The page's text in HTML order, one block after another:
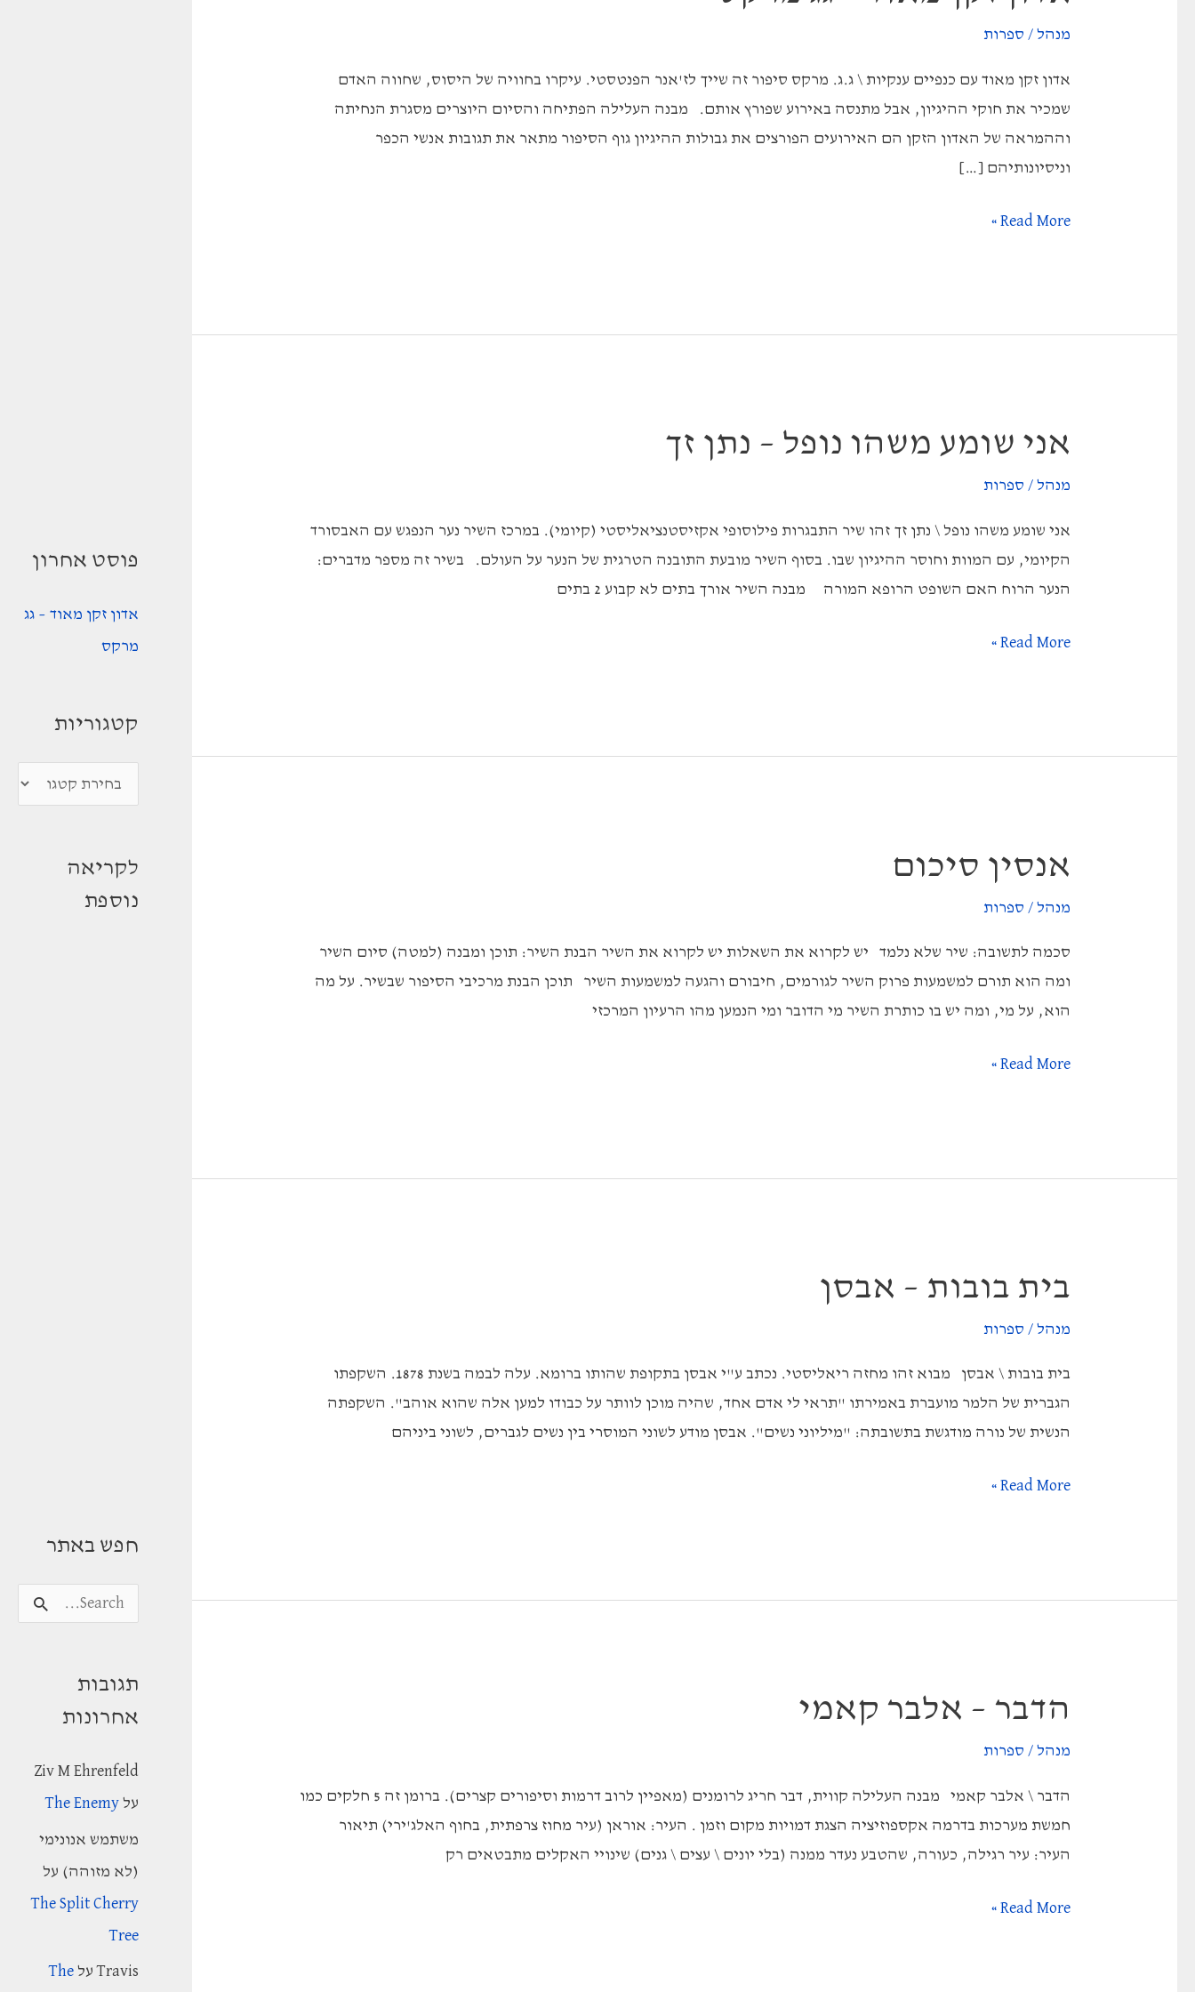
מנהל/ ספרות
אדון זקן מאוד עם כנפיים ענקיות \ ג.ג. מרקס סיפור זה שייך לז'אנר הפנטסטי. עיקרו בחוויה של היסוס, שחווה האדם
שמכיר את חוקי ההיגיון, אבל מתנסה באירוע שפורץ אותם. מבנה העלילה הפתיחה והסיום היוצרים מסגרת הנחיתה
וההמראה של האדון הזקן הם האירועים הפורצים את גבולות ההיגיון גוף הסיפור מתאר את תגובות אנשי הכפר
וניסיונותיהם […]
אדון
גג
Read More »
אני שומע משהו נופל – נתן זך
מנהל/ ספרות
אני שומע משהו נופל \ נתן זך זהו שיר התבגרות פילוסופי אקזיסטנציאליסטי (קיומי). במרכז השיר נער הנפגש עם האבסורד
הקיומי, עם המוות וחוסר ההיגיון שבו. בסוף השיר מובעת התובנה הטרגית של הנער על העולם. בשיר זה מספר מדברים:
הנער הרוח האם השופט הרופא המורה מבנה השיר אורך בתים לא קבוע 2 בתים
אני
–
Read More »
אנסין סיכום
מנהל/ ספרות
סכמה לתשובה: שיר שלא נלמד יש לקרוא את השאלות יש לקרוא את השיר הבנת השיר: תוכן ומבנה (למטה) סיום השיר
ומה הוא תורם למשמעות פרוק השיר לגורמים, חיבורם והגעה למשמעות השיר תוכן הבנת מרכיבי הסיפור שבשיר. על מה
הוא, על מי, ומה יש בו כותרת השיר מי הדובר ומי הנמען מהו הרעיון המרכזי
אנסין
Read More »
בית בובות – אבסן
מנהל/ ספרות
בית בובות \ אבסן מבוא זהו מחזה ריאליסטי. נכתב ע"י אבסן בתקופת שהותו ברומא. עלה לבמה בשנת 1878. השקפתו
הגברית של הלמר מועברת באמירתו "תראי לי אדם אחד, שהיה מוכן לוותר על כבודו למען אלה שהוא אוהב". השקפתה
הנשית של נורה מודגשת בתשובתה: "מיליוני נשים". אבסן מודע לשוני המוסרי בין נשים לגברים, לשוני ביניהם
בית
Read More »
הדבר – אלבר קאמי
מנהל/ ספרות
הדבר \ אלבר קאמי מבנה העלילה קווית, דבר חריג לרומנים (מאפיין לרוב דרמות וסיפורים קצרים). ברומן זה 5 חלקים כמו
חמשת מערכות בדרמה אקספוזיציה הצגת דמויות מקום וזמן . העיר: אוראן (עיר מחוז צרפתית, בחוף האלג'ירי) תיאור
העיר: עיר רגילה, כעורה, שהטבע נעדר ממנה (בלי יונים \ עצים \ גנים) שינויי האקלים מתבטאים רק
הדבר
Read More »
פוסט אחרון
אדון זקן מאוד – גג
מרקס
קטגוריות
ט
ו
ר
לקריאה
נוספת
חפש באתר
r
c
h
תגובות
אחרונות
Ziv M Ehrenfeld
עלThe Enemy
משתמש אנונימי
(לא מזוהה) על
The Split Cherry
Tree
TravisעלThe